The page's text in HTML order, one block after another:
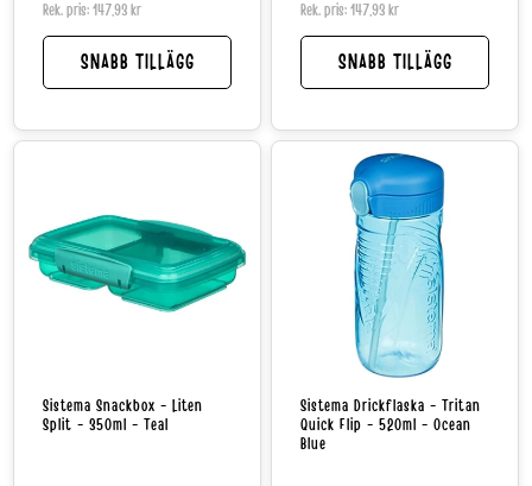
Rek. pris: 147,93 kr
SNABB TILLÄGG
Rek. pris: 147,93 kr
SNABB TILLÄGG
Sistema Snackbox - Liten
Split - 350ml - Teal
Sistema Drickflaska - Tritan
Quick Flip - 520ml - Ocean
Blue